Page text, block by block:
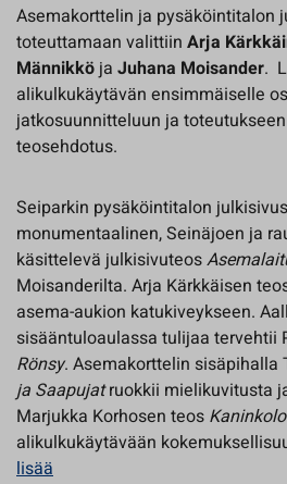
Asemakorttelin ja pysäköintitalon
toteuttamaan valittiin Arja
Männikkö ja Juhana Moisander.
alikulkukäytävän ensimmäiselle
jatkosuunnitteluun ja toteutukseen
teosehdotus.
Seiparkin pysäköintitalon
monumentaalinen, Seinäjoen ja
käsittelevä julkisivuteos
Moisanderilta. Arja Kärkkäisen
asema-aukion katukiveykseen.
sisääntuloaulassa tulijaa tervehtii
Rönsy. Asemakorttelin sisäpihalla
ja Saapujatruokkii mielikuvitusta
Marjukka Korhosen teos
alikulkukäytävään
lisää